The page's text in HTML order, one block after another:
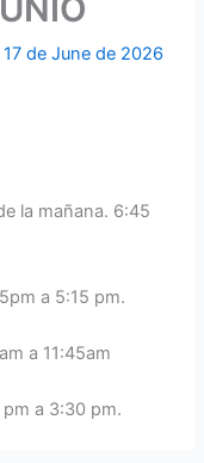
17 de June de 2026
la mañana. 6:45
a 5:15 pm.
a 11:45am
a 3:30 pm.